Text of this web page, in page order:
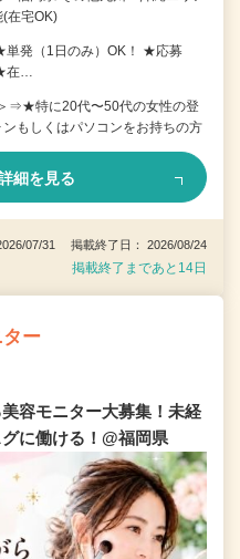
在宅OK)
単発（1日のみ）OK！ ★応募
在…
⇒★特に20代〜50代の女性の登
しくはパソコンをお持ちの方
細を見る
07/31 掲載終了日： 2026/08/24
掲載終了まであと14日
ー
容モニター大募集！未経
に働ける！@福岡県